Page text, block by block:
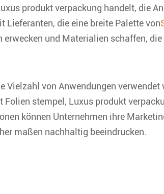
produkt verpackung handelt, die
Lieferanten, die eine breite Palette von
erwecken und Materialien schaffen,
Vielzahl von Anwendungen
stempel, Luxus produkt
können Unternehmen ihre
maßen nachhaltig beeindrucken.